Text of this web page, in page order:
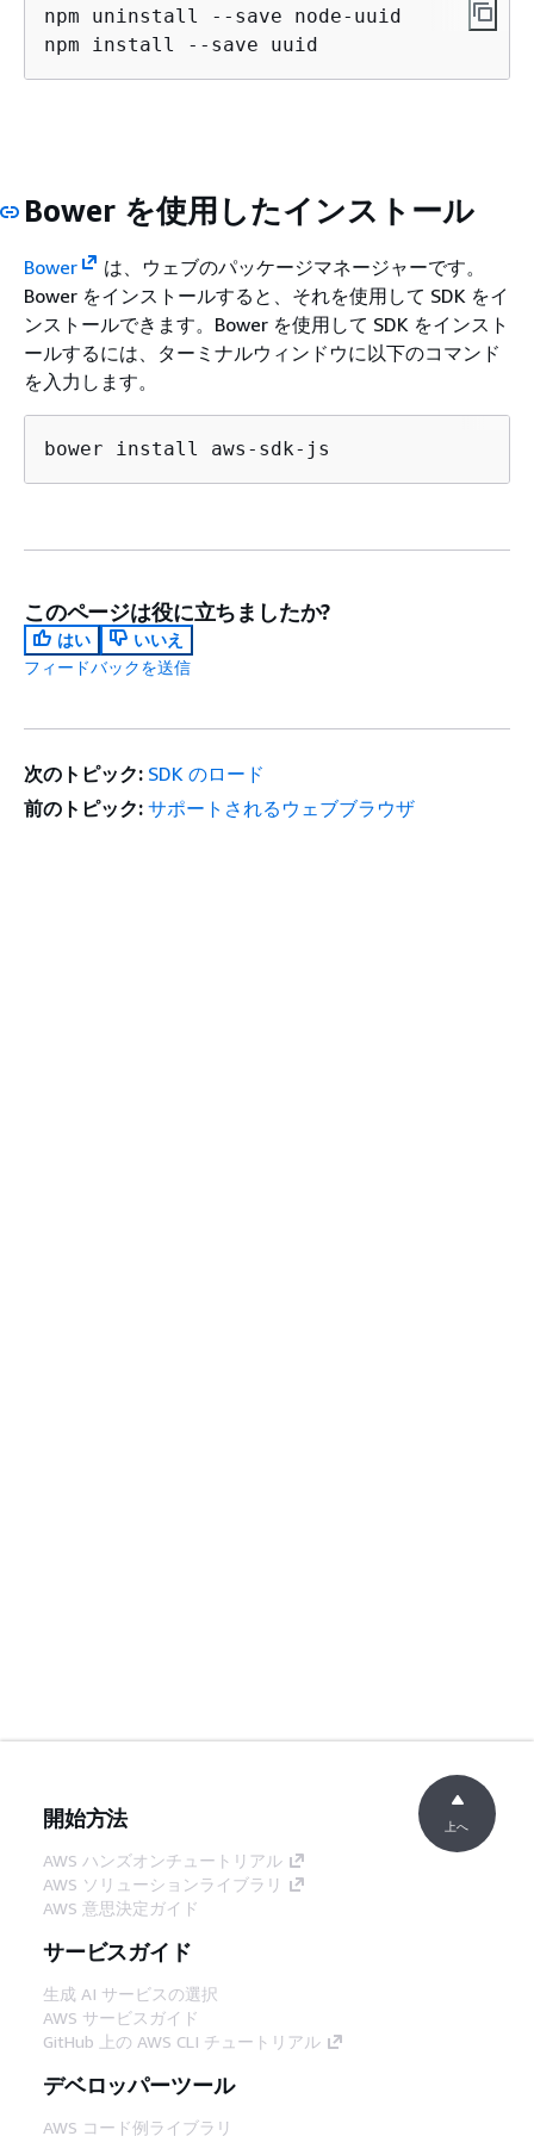
npm uninstall --save node-uuid
npm install --save uuid
Bower を使用したインストール
Bower
は、ウェブのパッケージマネージャーです。
Bower をインストールすると、それを使用して SDK をイ
ンストールできます。Bower を使用して SDK をインスト
ールするには、ターミナルウィンドウに以下のコマンド
を入力します。
bower install aws-sdk-js
このページは役に立ちましたか?
はい
いいえ
フィードバックを送信
次のトピック: SDK のロード
前のトピック: サポートされるウェブブラウザ
開始方法
AWS ハンズオンチュートリアル
AWS ソリューションライブラリ
AWS 意思決定ガイド
サービスガイド
生成 AI サービスの選択
AWS サービスガイド
GitHub 上の AWS CLI チュートリアル
デベロッパーツール
AWS コード例ライブラリ
上へ